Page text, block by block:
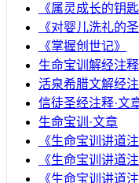
《属灵成长的钥匙
《对婴儿洗礼的
《掌握创世记》
生命宝训解经注
活泉希腊文解经
信徒圣经注释·文
生命宝训·文章
《生命宝训讲道
《生命宝训讲道
《生命宝训讲道